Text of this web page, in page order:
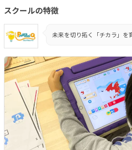
スクールの特徴
未来を切り拓く「チカラ」を